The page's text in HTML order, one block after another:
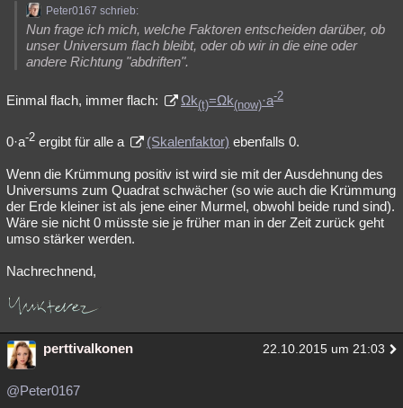
Peter0167 schrieb:
Nun frage ich mich, welche Faktoren entscheiden darüber, ob
unser Universum flach bleibt, oder ob wir in die eine oder
andere Richtung "abdriften".
Einmal flach, immer flach: Ωk(t)=Ωk(now)·a-2
0·a-2 ergibt für alle a (Skalenfaktor) ebenfalls 0.
Wenn die Krümmung positiv ist wird sie mit der Ausdehnung des
Universums zum Quadrat schwächer (so wie auch die Krümmung
der Erde kleiner ist als jene einer Murmel, obwohl beide rund sind).
Wäre sie nicht 0 müsste sie je früher man in der Zeit zurück geht
umso stärker werden.
Nachrechnend,
perttivalkonen 22.10.2015 um 21:03
@Peter0167